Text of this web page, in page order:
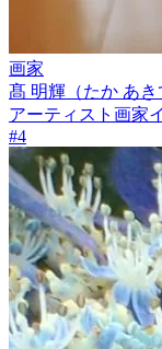
画家
髙 明輝（たか あき
アーティスト 画家
#4